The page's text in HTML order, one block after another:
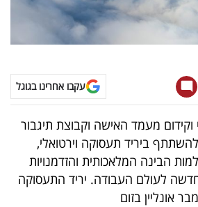
עקבו אחרינו בגוגל
וקידום מעמד האישה וקבוצת תיגבור
את בני 60+ להשתתף ביריד תעסוקה וירטואלי,
הבינה המלאכותית והזדמנויות
לעולם העבודה. יריד התעסוקה